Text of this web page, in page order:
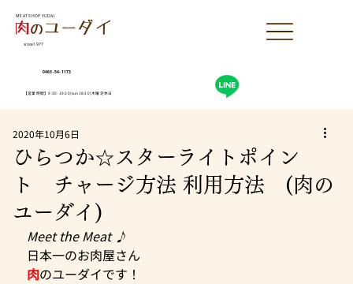
0463-54-1173
【営業時間】9:30-19:30(sun18:30)木曜定休日
MEAT SHOP YUDAI
since1977
ひらつか☆スターライトポイン
ト チャージ方法 利用方法 (肉の
ユーダイ)
2020年10月6日
Meet the Meat ♪
日本一のお肉屋さん
肉のユーダイです！